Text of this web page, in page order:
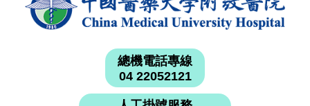
總機電話專線
04 22052121